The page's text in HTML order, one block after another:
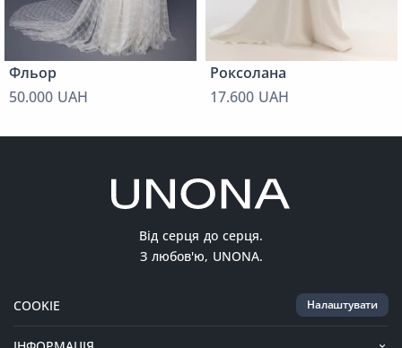
Фльор
50.000 UAH
Роксолана
17.600 UAH
Від серця до серця.
З любов'ю, UNONA.
COOKIE Налаштувати